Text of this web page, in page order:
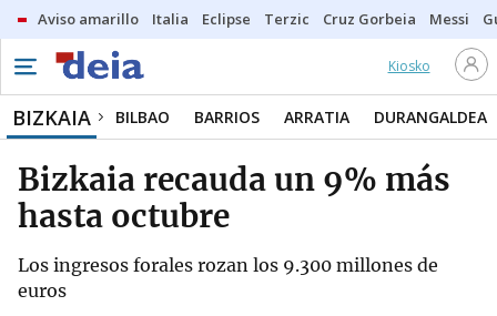
Aviso amarillo Italia Eclipse Terzic Cruz Gorbeia Messi
Kiosko
BIZKAIA BILBAO BARRIOS ARRATIA DURANGALDEA
Bizkaia recauda un 9% más
hasta octubre
Los ingresos forales rozan los 9.300 millones de
euros